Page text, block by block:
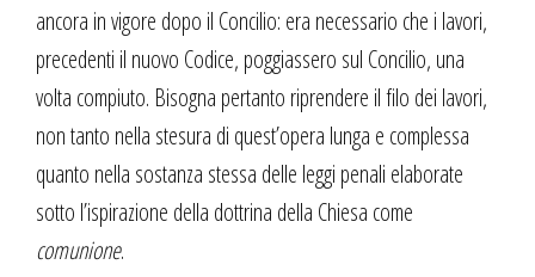
ancora in vigore dopo il Concilio: era necessario che i lavori,
precedenti il nuovo Codice, poggiassero sul Concilio, una
volta compiuto. Bisogna pertanto riprendere il filo dei lavori,
non tanto nella stesura di quest’opera lunga e complessa
quanto nella sostanza stessa delle leggi penali elaborate
sotto l’ispirazione della dottrina della Chiesa come
comunione.